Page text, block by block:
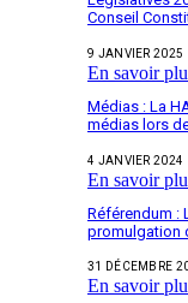
Conseil
9 JANVIER 2025
En savoir
Médias : La
médias lors
4 JANVIER 2024
En savoir
Référendum :
promulgation
31 DÉCEMBRE
En savoir